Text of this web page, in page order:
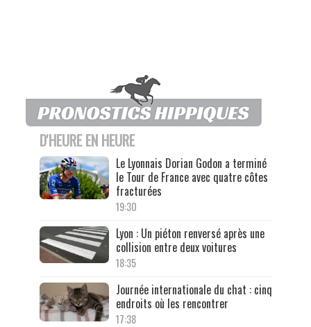
D'HEURE EN HEURE
Le Lyonnais Dorian Godon a terminé
le Tour de France avec quatre côtes
fracturées
19:30
Lyon : Un piéton renversé après une
collision entre deux voitures
18:35
Journée internationale du chat : cinq
endroits où les rencontrer
17:38